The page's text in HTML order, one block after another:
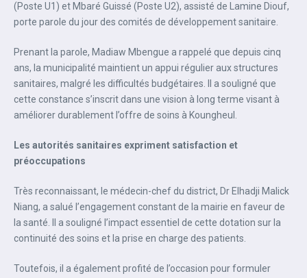
(Poste U1) et Mbaré Guissé (Poste U2), assisté de Lamine Diouf,
porte parole du jour des comités de développement sanitaire.
Prenant la parole, Madiaw Mbengue a rappelé que depuis cinq
ans, la municipalité maintient un appui régulier aux structures
sanitaires, malgré les difficultés budgétaires. Il a souligné que
cette constance s’inscrit dans une vision à long terme visant à
améliorer durablement l’offre de soins à Koungheul.
Les autorités sanitaires expriment satisfaction et
préoccupations
Très reconnaissant, le médecin-chef du district, Dr Elhadji Malick
Niang, a salué l’engagement constant de la mairie en faveur de
la santé. Il a souligné l’impact essentiel de cette dotation sur la
continuité des soins et la prise en charge des patients.
Toutefois, il a également profité de l’occasion pour formuler